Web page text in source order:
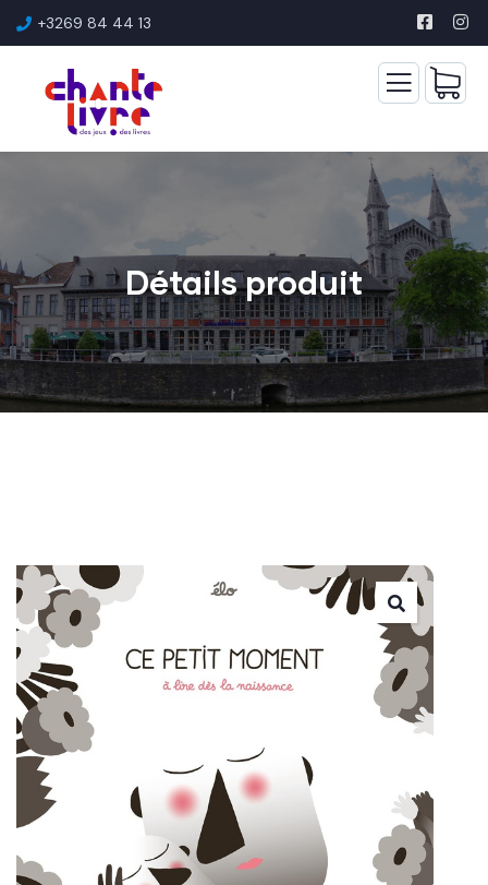
+3269 84 44 13
Détails produit